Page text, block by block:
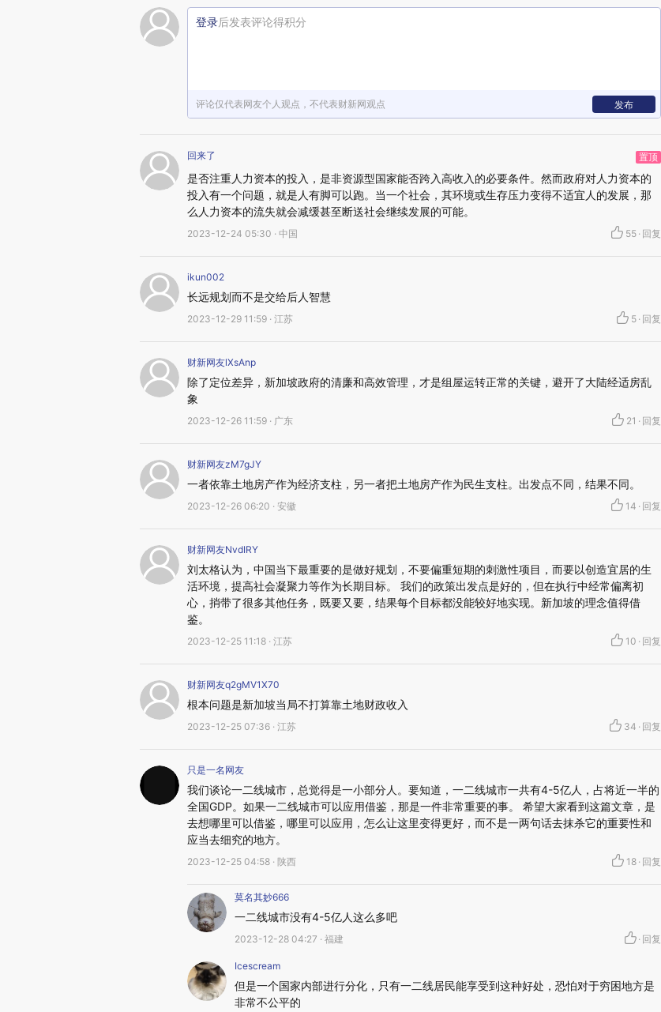
登录后发表评论得积分
评论仅代表网友个人观点，不代表财新网观点 发布
回来了 置顶
是否注重人力资本的投入，是非资源型国家能否跨入高收入的必要条件。然而政府对人力资本的
投入有一个问题，就是人有脚可以跑。当一个社会，其环境或生存压力变得不适宜人的发展，那
么人力资本的流失就会减缓甚至断送社会继续发展的可能。
2023-12-24 05:30 · 中国 55 · 回复
ikun002
长远规划而不是交给后人智慧
2023-12-29 11:59 · 江苏 5 · 回复
财新网友lXsAnp
除了定位差异，新加坡政府的清廉和高效管理，才是组屋运转正常的关键，避开了大陆经适房乱
象
2023-12-26 11:59 · 广东 21 · 回复
财新网友zM7gJY
一者依靠土地房产作为经济支柱，另一者把土地房产作为民生支柱。出发点不同，结果不同。
2023-12-26 06:20 · 安徽 14 · 回复
财新网友NvdIRY
刘太格认为，中国当下最重要的是做好规划，不要偏重短期的刺激性项目，而要以创造宜居的生
活环境，提高社会凝聚力等作为长期目标。 我们的政策出发点是好的，但在执行中经常偏离初
心，捎带了很多其他任务，既要又要，结果每个目标都没能较好地实现。新加坡的理念值得借
鉴。
2023-12-25 11:18 · 江苏 10 · 回复
财新网友q2gMV1X70
根本问题是新加坡当局不打算靠土地财政收入
2023-12-25 07:36 · 江苏 34 · 回复
只是一名网友
我们谈论一二线城市，总觉得是一小部分人。要知道，一二线城市一共有4-5亿人，占将近一半的
全国GDP。如果一二线城市可以应用借鉴，那是一件非常重要的事。 希望大家看到这篇文章，是
去想哪里可以借鉴，哪里可以应用，怎么让这里变得更好，而不是一两句话去抹杀它的重要性和
应当去细究的地方。
2023-12-25 04:58 · 陕西 18 · 回复
莫名其妙666
一二线城市没有4-5亿人这么多吧
2023-12-28 04:27 · 福建 · 回复
Icescream
但是一个国家内部进行分化，只有一二线居民能享受到这种好处，恐怕对于穷困地方是
非常不公平的